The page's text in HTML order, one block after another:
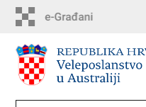
sadržaj